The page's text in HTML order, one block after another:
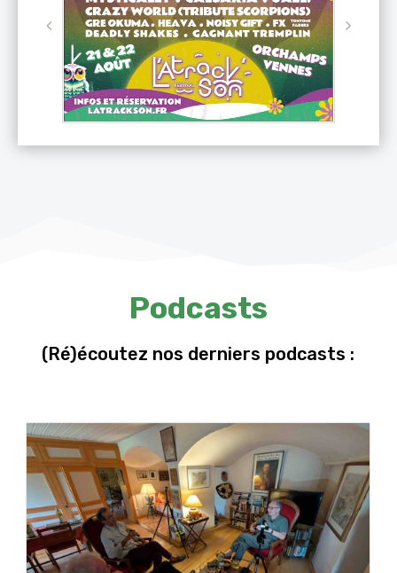
Podcasts
(Ré)écoutez nos derniers podcasts :